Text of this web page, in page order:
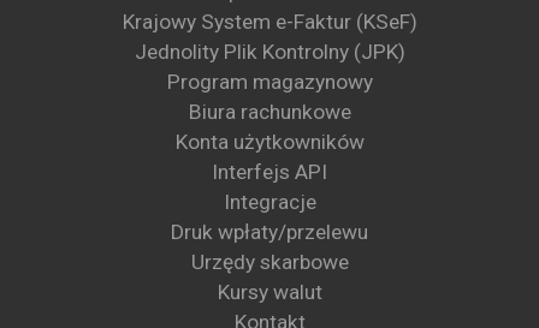
Krajowy System e-Faktur (KSeF)
Jednolity Plik Kontrolny (JPK)
Program magazynowy
Biura rachunkowe
Konta użytkowników
Interfejs API
Integracje
Druk wpłaty/przelewu
Urzędy skarbowe
Kursy walut
Kontakt